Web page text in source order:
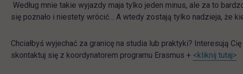
Według mnie takie wyjazdy maja tylko jeden minus, ale za to
się poznało i niestety wrócić… A wtedy zostają tylko nadzieja, że
Chciałbyś wyjechać za granicę na studia lub praktyki? Interesują
skontaktuj się z koordynatorem programu Erasmus + <kliknij tutaj>